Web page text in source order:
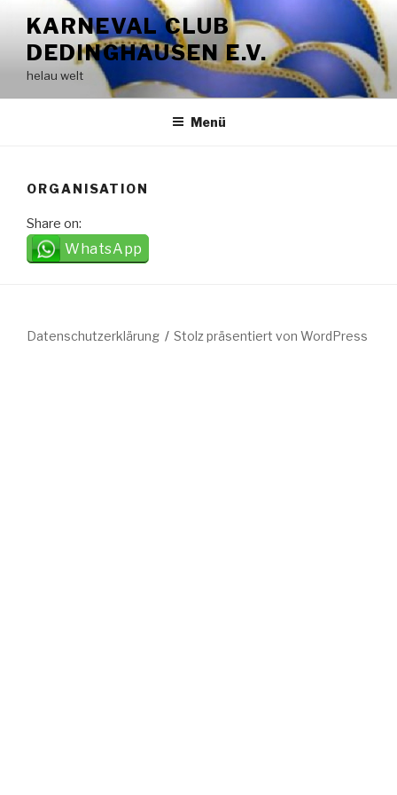
Inhalt
springen
KARNEVAL CLUB
DEDINGHAUSEN E.V.
helau welt
Menü
ORGANISATION
Share on:
WhatsApp
Datenschutzerklärung Stolz präsentiert von WordPress